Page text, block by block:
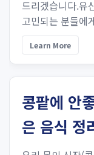
드리겠습니다.유
고민되는 분들에
Learn More
콩팥에 안
은 음식 정